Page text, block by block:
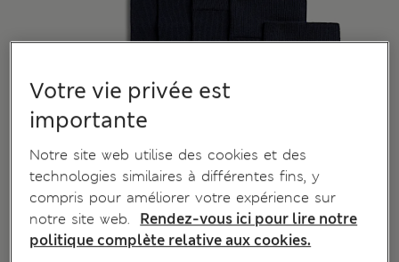
Votre vie privée est
importante
Notre site web utilise des cookies et des
technologies similaires à différentes fins, y
compris pour améliorer votre expérience sur
notre site web.
Rendez-vous ici pour lire notre
politique complète relative aux cookies.